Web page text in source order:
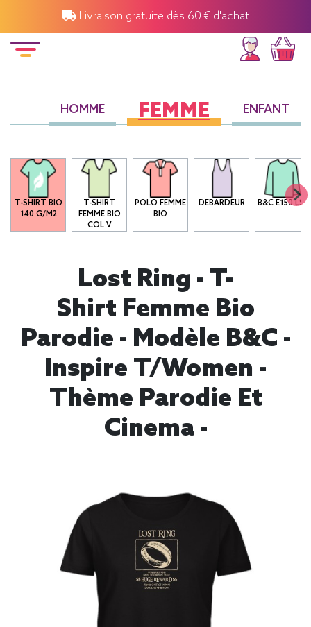
Livraison gratuite dès 60 € d'achat
HOMME FEMME ENFANT
T-SHIRT BIO
140 G/M2
T-SHIRT
FEMME BIO
COL V
POLO FEMME
BIO
DEBARDEUR B&C E150 LSL
Lost Ring - T-
Shirt Femme Bio
Parodie - Modèle B&C -
Inspire T/women -
Thème Parodie Et
Cinema -